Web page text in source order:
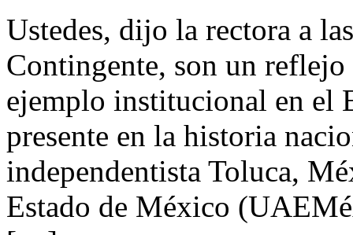
Ustedes, dijo la rectora a
Contingente, son un reflejo
ejemplo institucional en el
presente en la historia
independentista Toluca,
Estado de México